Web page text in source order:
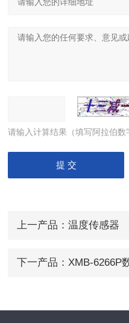
请输入计算结果（填写阿拉伯数
上一产品： 温度传感器
下一产品： XMB-6266P